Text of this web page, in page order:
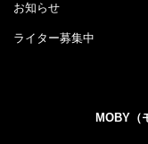
お知らせ
ライター募集中
MOBY（